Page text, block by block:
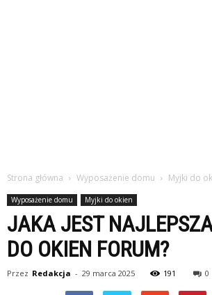
Strona główna Wyposażenie domu Myjki do
Wyposażenie domu Myjki do okien
JAKA JEST
DO OKIEN FORUM?
Przez Redakcja - 29 marca 2025 191 0